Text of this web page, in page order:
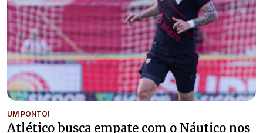
UM PONTO!
Atlético busca empate com o Náutico nos